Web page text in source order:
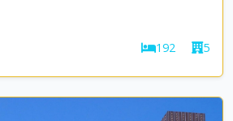
192 5